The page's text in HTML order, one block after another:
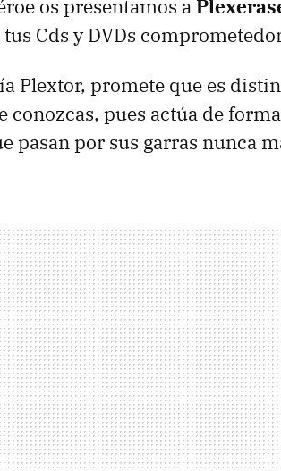
os presentamos a
Cds y DVDs
Plextor, promete que es
conozcas, pues actúa de
pasan por sus garras nunca